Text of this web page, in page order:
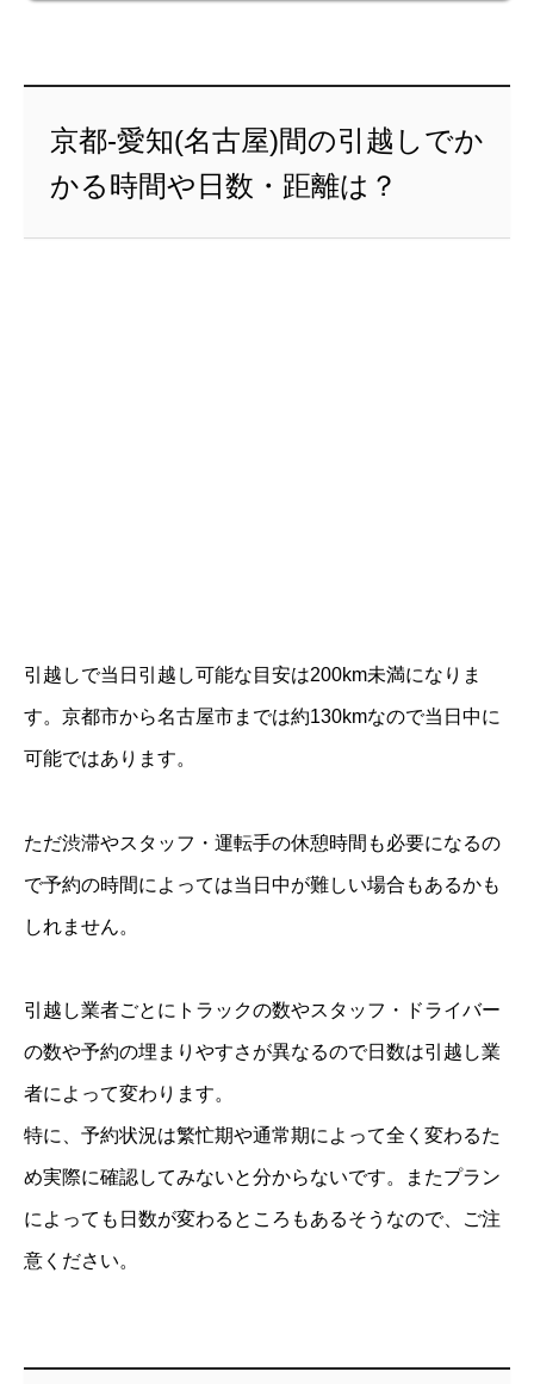
京都-愛知(名古屋)間の引越しでか
かる時間や日数・距離は？
引越しで当日引越し可能な目安は200km未満になりま
す。京都市から名古屋市までは約130kmなので当日中に
可能ではあります。
ただ渋滞やスタッフ・運転手の休憩時間も必要になるの
で予約の時間によっては当日中が難しい場合もあるかも
しれません。
引越し業者ごとにトラックの数やスタッフ・ドライバー
の数や予約の埋まりやすさが異なるので日数は引越し業
者によって変わります。
特に、予約状況は繁忙期や通常期によって全く変わるた
め実際に確認してみないと分からないです。またプラン
によっても日数が変わるところもあるそうなので、ご注
意ください。